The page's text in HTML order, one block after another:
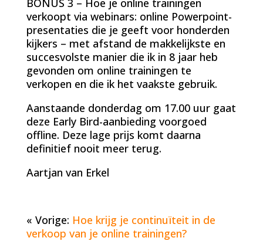
verkoopt via webinars: online Powerpoint-
presentaties die je geeft voor honderden
kijkers – met afstand de makkelijkste en
succesvolste manier die ik in 8 jaar heb
gevonden om online trainingen te
verkopen en die ik het vaakste gebruik.
Aanstaande donderdag om 17.00 uur gaat
deze Early Bird-aanbieding voorgoed
offline. Deze lage prijs komt daarna
definitief nooit meer terug.
Aartjan van Erkel
« Vorige: Hoe krijg je continuïteit in de
verkoop van je online trainingen?